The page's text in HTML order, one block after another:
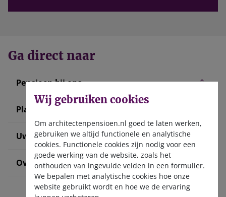
Ga direct naar
Pensioen bij ons
Plan uw pensioen
Uw situatie verandert
Over ons
Wij gebruiken cookies
Om architectenpensioen.nl goed te laten werken,
gebruiken we altijd functionele en analytische
cookies. Functionele cookies zijn nodig voor een
goede werking van de website, zoals het
onthouden van ingevulde velden in een formulier.
We bepalen met analytische cookies hoe onze
website gebruikt wordt en hoe we de ervaring